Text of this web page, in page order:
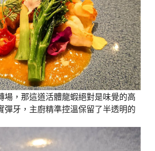
場，那這道活體龍蝦絕對是味覺的高
彈牙，主廚精準控溫保留了半透明的